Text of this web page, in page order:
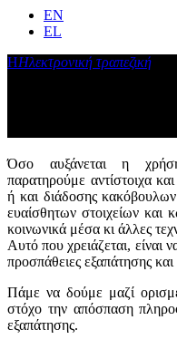
EN
EL
ΗΗλεκτρονική τραπεζική
Όσο αυξάνεται η
παρατηρούμε αντίστοιχα
ή και διάδοσης
ευαίσθητων στοιχείων
κοινωνικά μέσα κι άλλες
Αυτό που χρειάζεται, είναι
προσπάθειες εξαπάτησης
Πάμε να δούμε μαζί
στόχο την απόσπαση
εξαπάτησης.